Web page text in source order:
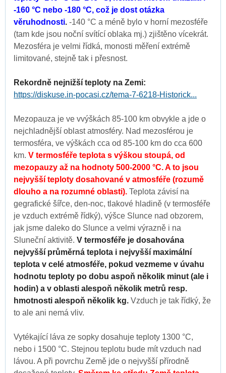
-160 °C nebo -180 °C, což je dost otázka
věruhodnosti. -140 °C a méně bylo v horní mezosféře
(tam kde jsou noční svítící oblaka mj.) zjištěno vícekrát.
Mezosféra je velmi řídká, monosti měření extrémě
limitované, stejně tak i přesnost.
Rekordně nejnižší teploty na Zemi:
https://diskuse.in-pocasi.cz/tema-7-6218-Historick...
Mezopauza je ve vvýškách 85-100 km obvykle a jde o
nejchladnější oblast atmosféry. Nad mezosférou je
termosféra, ve výškách cca od 85-100 km do cca 600
km. V termosféře teplota s výškou stoupá, od
mezopauzy až na hodnoty 500-2000 °C. A to jsou
nejvyšší teploty dosahované v atmosféře (rozumě
dlouho a na rozumné oblasti). Teplota závisí na
gegrafické šířce, den-noc, tlakové hladině (v termosféře
je vzduch extrémě řídký), výšce Slunce nad obzorem,
jak jsme daleko do Slunce a velmi výrazně i na
Sluneční aktivitě. V termosféře je dosahována
nejvyšší průměrná teplota i nejvyšší maximální
teplota v celé atmosféře, pokud vezmeme v úvahu
hodnotu teploty po dobu aspoň několik minut (ale i
hodin) a v oblasti alespoň několik metrů resp.
hmotnosti alespoň několik kg. Vzduch je tak řídký, že
to ale ani nemá vliv.
Vytékající láva ze sopky dosahuje teploty 1300 °C,
nebo i 1500 °C. Stejnou teplotu bude mít vzduch nad
lávou. A při povrchu Země jde o nejvyšší přírodně